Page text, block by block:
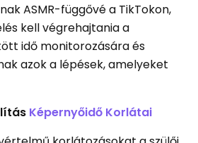
ASMR-függővé a TikTokon,
kell végrehajtania a
idő monitorozására és
azok a lépések, amelyeket
Képernyőidő Korlátai